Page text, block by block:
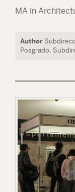
MA in
Author
Posgrado,